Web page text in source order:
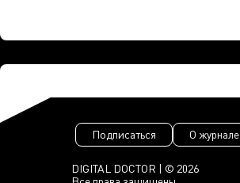
DIGITAL DOCTOR | © 2026
Подписаться О журнале